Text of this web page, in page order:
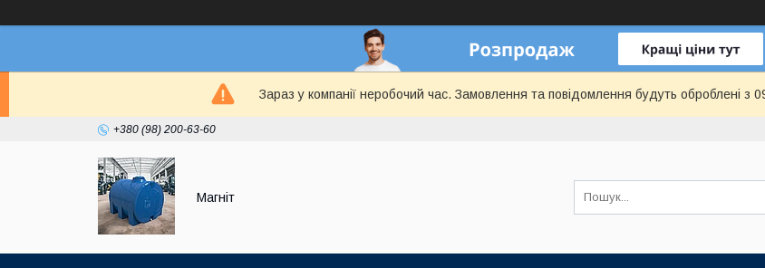
Зараз у компанії неробочий час. Замовлення та повідомлення будуть оброблені з
+380 (98) 200-63-60
Магніт